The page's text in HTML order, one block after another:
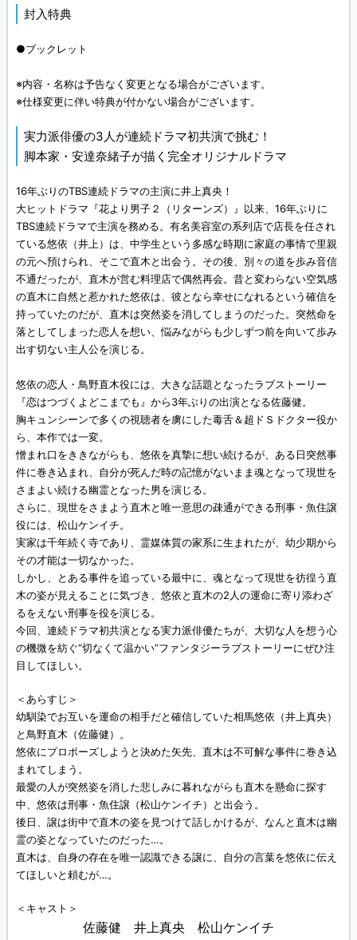
封入特典
●ブックレット
※内容・名称は予告なく変更となる場合がございます。
※仕様変更に伴い特典が付かない場合がございます。
実力派俳優の3人が連続ドラマ初共演で挑む！
脚本家・安達奈緒子が描く完全オリジナルドラマ
16年ぶりのTBS連続ドラマの主演に井上真央！
大ヒットドラマ『花より男子２（リターンズ）』以来、16年ぶりに
TBS連続ドラマで主演を務める。有名美容室の系列店で店長を任され
ている悠依（井上）は、中学生という多感な時期に家庭の事情で里親
の元へ預けられ、そこで直木と出会う。その後、別々の道を歩み音信
不通だったが、直木が営む料理店で偶然再会。昔と変わらない空気感
の直木に自然と惹かれた悠依は、彼となら幸せになれるという確信を
持っていたのだが、直木は突然姿を消してしまうのだった。突然命を
落としてしまった恋人を想い、悩みながらも少しずつ前を向いて歩み
出す切ない主人公を演じる。
悠依の恋人・鳥野直木役には、大きな話題となったラブストーリー
『恋はつづくよどこまでも』から3年ぶりの出演となる佐藤健。
胸キュンシーンで多くの視聴者を虜にした毒舌＆超ドＳドクター役か
ら、本作では一変。
憎まれ口をききながらも、悠依を真摯に想い続けるが、ある日突然事
件に巻き込まれ、自分が死んだ時の記憶がないまま魂となって現世を
さまよい続ける幽霊となった男を演じる。
さらに、現世をさまよう直木と唯一意思の疎通ができる刑事・魚住譲
役には、松山ケンイチ。
実家は千年続く寺であり、霊媒体質の家系に生まれたが、幼少期から
その才能は一切なかった。
しかし、とある事件を追っている最中に、魂となって現世を彷徨う直
木の姿が見えることに気づき、悠依と直木の2人の運命に寄り添わざ
るをえない刑事を役を演じる。
今回、連続ドラマ初共演となる実力派俳優たちが、大切な人を想う心
の機微を紡ぐ“切なくて温かい”ファンタジーラブストーリーにぜひ注
目してほしい。
＜あらすじ＞
幼馴染でお互いを運命の相手だと確信していた相馬悠依（井上真央）
と鳥野直木（佐藤健）。
悠依にプロポーズしようと決めた矢先、直木は不可解な事件に巻き込
まれてしまう。
最愛の人が突然姿を消した悲しみに暮れながらも直木を懸命に探す
中、悠依は刑事・魚住譲（松山ケンイチ）と出会う。
後日、譲は街中で直木の姿を見つけて話しかけるが、なんと直木は幽
霊の姿となっていたのだった…。
直木は、自身の存在を唯一認識できる譲に、自分の言葉を悠依に伝え
てほしいと頼むが…。
＜キャスト＞
佐藤健 井上真央 松山ケンイチ